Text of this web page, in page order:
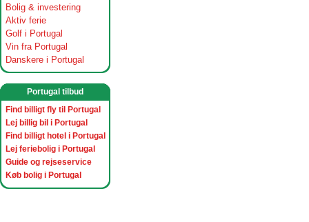
Bolig & investering
Aktiv ferie
Golf i Portugal
Vin fra Portugal
Danskere i Portugal
Portugal tilbud
Find billigt fly til Portugal
Lej billig bil i Portugal
Find billigt hotel i Portugal
Lej feriebolig i Portugal
Guide og rejseservice
Køb bolig i Portugal